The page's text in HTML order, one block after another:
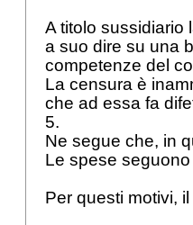
A titolo sussidiario
a suo dire su una
competenze del
La censura è
che ad essa fa
5.
Ne segue che, in
Le spese
Per questi motivi,